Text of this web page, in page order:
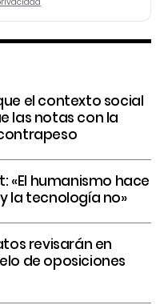
el contexto social
las notas con la
«El humanismo hace
la tecnología no»
revisarán en
de oposiciones